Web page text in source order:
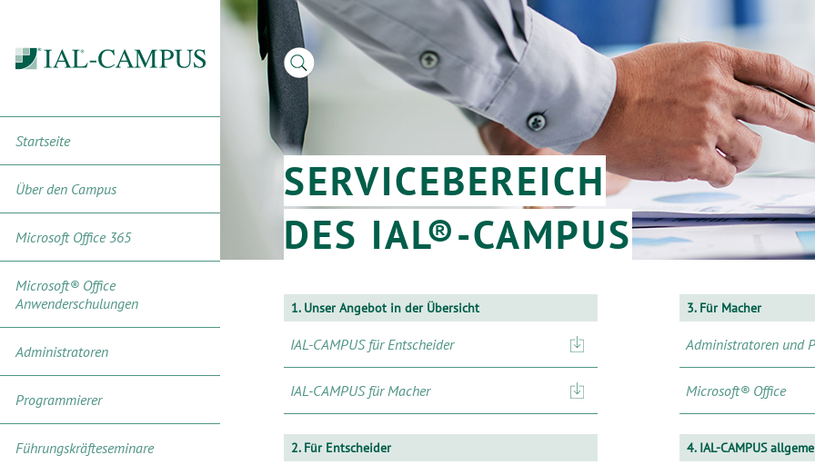
Startseite
Über den Campus
Microsoft Office 365
Microsoft® Office
Anwenderschulungen
Administratoren
Programmierer
Führungskräfteseminare
SERVICEBEREICH
DES IAL®-CAMPUS
1. Unser Angebot in der Übersicht
IAL-CAMPUS für Entscheider
IAL-CAMPUS für Macher
2. Für Entscheider
3. Für Macher
Administratoren und
Microsoft® Office
4. IAL-CAMPUS